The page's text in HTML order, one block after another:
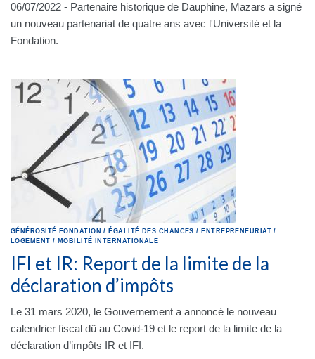
06/07/2022 - Partenaire historique de Dauphine, Mazars a signé
un nouveau partenariat de quatre ans avec l'Université et la
Fondation.
GÉNÉROSITÉ FONDATION / ÉGALITÉ DES CHANCES / ENTREPRENEURIAT /
LOGEMENT / MOBILITÉ INTERNATIONALE
IFI et IR: Report de la limite de la
déclaration d’impôts
Le 31 mars 2020, le Gouvernement a annoncé le nouveau
calendrier fiscal dû au Covid-19 et le report de la limite de la
déclaration d’impôts IR et IFI.